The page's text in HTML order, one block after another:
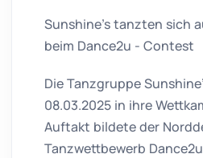
Sunshine's tanzten sich
beim Dance2u - Contest
Die Tanzgruppe
08.03.2025 in ihre
Auftakt bildete der
Tanzwettbewerb